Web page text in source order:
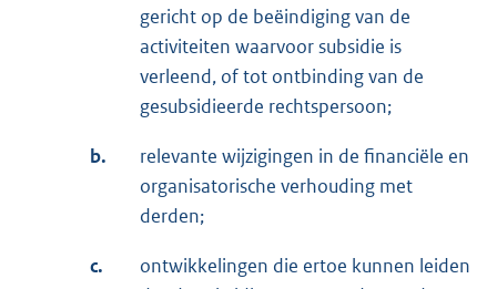
gericht op de beëindiging van de
activiteiten waarvoor subsidie is
verleend, of tot ontbinding van de
gesubsidieerde rechtspersoon;
b.
relevante wijzigingen in de financiële en
organisatorische verhouding met
derden;
c.
ontwikkelingen die ertoe kunnen leiden